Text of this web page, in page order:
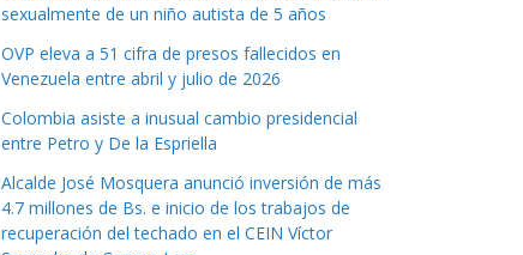
sexualmente de un niño autista de 5 años
OVP eleva a 51 cifra de presos fallecidos en
Venezuela entre abril y julio de 2026
Colombia asiste a inusual cambio presidencial
entre Petro y De la Espriella
Alcalde José Mosquera anunció inversión de más
4.7 millones de Bs. e inicio de los trabajos de
recuperación del techado en el CEIN Víctor